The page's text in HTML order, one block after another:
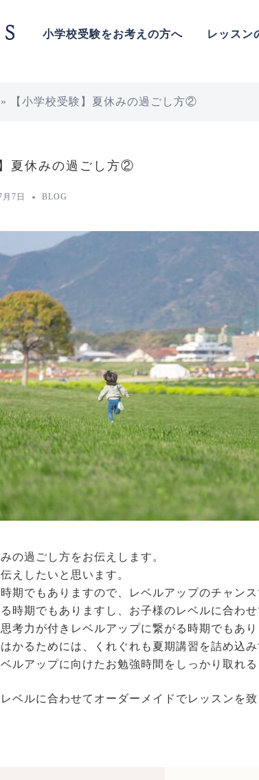
小学校受験をお考えの方へ レッスン
» 【小学校受験】夏休みの過ごし方②
夏休みの過ごし方②
7日 BLOG
の過ごし方をお伝えします。
えしたいと思います。
期でもありますので、レベルアップのチャンス
時期でもありますし、お子様のレベルに合わ
考力が付きレベルアップに繋がる時期でもあり
かるためには、くれぐれも夏期講習を詰め込
ルアップに向けたお勉強時間をしっかり取れる
ベルに合わせてオーダーメイドでレッスンを致